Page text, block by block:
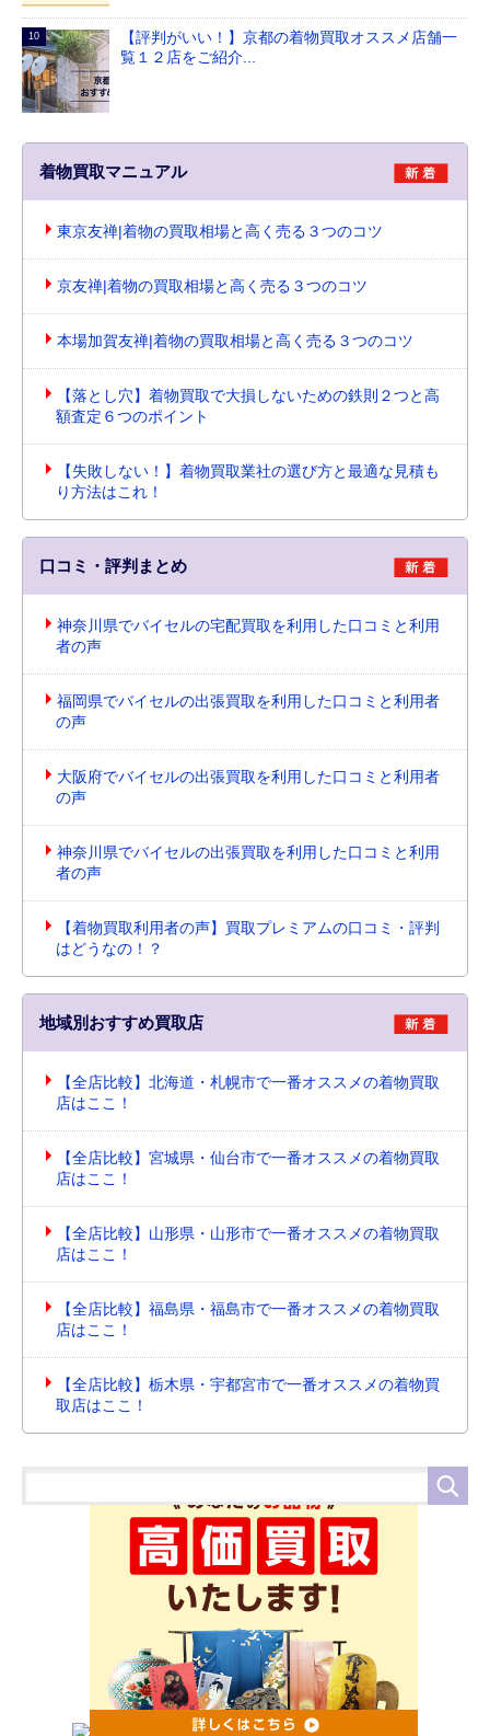
【評判がいい！】京都の着物買取オススメ店舗一
覧１２店をご紹介...
着物買取マニュアル
東京友禅|着物の買取相場と高く売る３つのコツ
京友禅|着物の買取相場と高く売る３つのコツ
本場加賀友禅|着物の買取相場と高く売る３つのコツ
【落とし穴】着物買取で大損しないための鉄則２つと高
額査定６つのポイント
【失敗しない！】着物買取業社の選び方と最適な見積も
り方法はこれ！
口コミ・評判まとめ
神奈川県でバイセルの宅配買取を利用した口コミと利用
者の声
福岡県でバイセルの出張買取を利用した口コミと利用者
の声
大阪府でバイセルの出張買取を利用した口コミと利用者
の声
神奈川県でバイセルの出張買取を利用した口コミと利用
者の声
【着物買取利用者の声】買取プレミアムの口コミ・評判
はどうなの！？
地域別おすすめ買取店
【全店比較】北海道・札幌市で一番オススメの着物買取
店はここ！
【全店比較】宮城県・仙台市で一番オススメの着物買取
店はここ！
【全店比較】山形県・山形市で一番オススメの着物買取
店はここ！
【全店比較】福島県・福島市で一番オススメの着物買取
店はここ！
【全店比較】栃木県・宇都宮市で一番オススメの着物買
取店はここ！